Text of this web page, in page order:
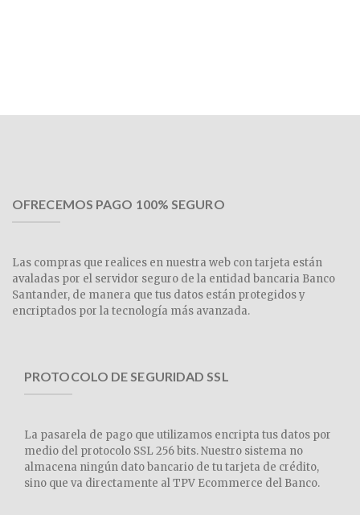
OFRECEMOS PAGO 100% SEGURO
Las compras que realices en nuestra web con tarjeta están
avaladas por el servidor seguro de la entidad bancaria Banco
Santander, de manera que tus datos están protegidos y
encriptados por la tecnología más avanzada.
PROTOCOLO DE SEGURIDAD SSL
La pasarela de pago que utilizamos encripta tus datos por
medio del protocolo SSL 256 bits. Nuestro sistema no
almacena ningún dato bancario de tu tarjeta de crédito,
sino que va directamente al TPV Ecommerce del Banco.